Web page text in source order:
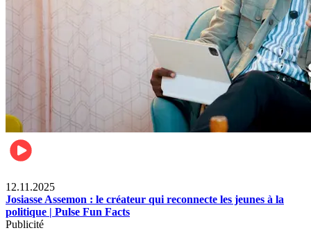
12.11.2025
Josiasse Assemon : le créateur qui reconnecte les jeunes à la
politique | Pulse Fun Facts
Publicité